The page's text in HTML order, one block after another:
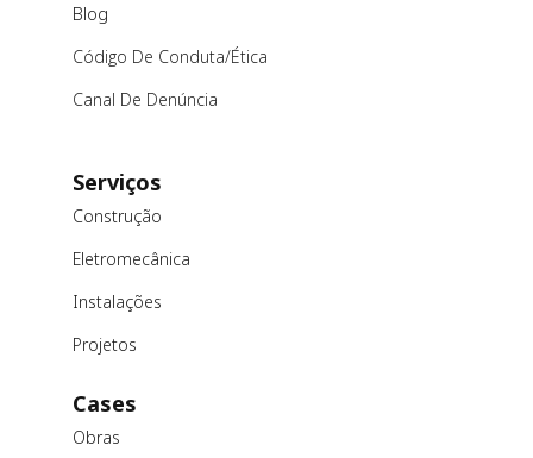
Blog
Código De Conduta/ética
Canal De Denúncia
Serviços
Construção
Eletromecânica
Instalações
Projetos
Cases
Obras